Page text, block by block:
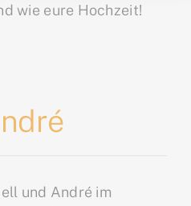
wie eure Hochzeit!
und André im